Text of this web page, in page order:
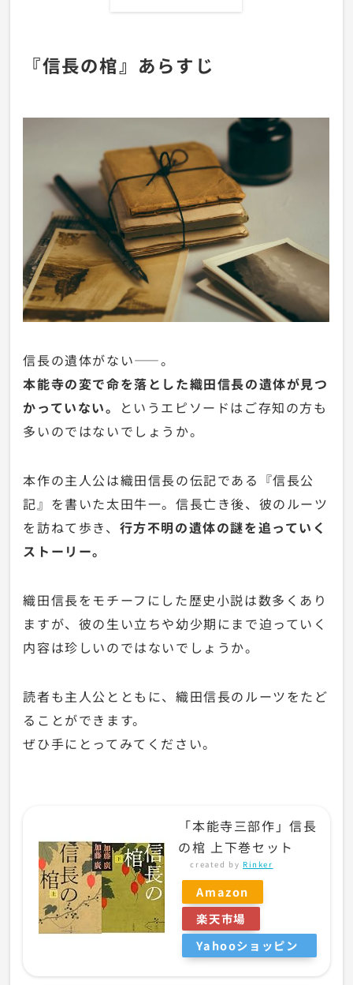
『信長の棺』あらすじ
信長の遺体がない——。
本能寺の変で命を落とした織田信長の遺体が見つ
かっていない。
というエピソードはご存知の方も
多いのではないでしょうか。
本作の主人公は織田信長の伝記である『信長公
記』を書いた太田牛一。信長亡き後、彼のルーツ
を訪ねて歩き、 行方不明の遺体の謎を追っていく
ストーリー。
織田信長をモチーフにした歴史小説は数多くあり
ますが、彼の生い立ちや幼少期にまで迫っていく
内容は珍しいのではないでしょうか。
読者も主人公とともに、織田信長のルーツをたど
ることができます。
ぜひ手にとってみてください。
「本能寺三部作」信長
の棺 上下巻セット
created by Rinker
Amazon
楽天市場
Yahooショッピン